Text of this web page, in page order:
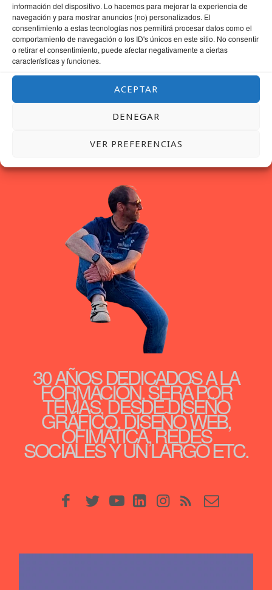
información del dispositivo. Lo hacemos para mejorar la experiencia de
navegación y para mostrar anuncios (no) personalizados. El
consentimiento a estas tecnologías nos permitirá procesar datos como el
comportamiento de navegación o los ID's únicos en este sitio. No consentir
o retirar el consentimiento, puede afectar negativamente a ciertas
características y funciones.
ACEPTAR
DENEGAR
VER PREFERENCIAS
PARA LA PRÓXIMA VEZ QUE COMENTE.
30 AÑOS DEDICADOS A LA
FORMACIÓN, SERÁ POR
TEMAS, DESDE DISEÑO
GRÁFICO, DISEÑO WEB,
OFIMÁTICA, REDES
SOCIALES Y UN LARGO ETC.